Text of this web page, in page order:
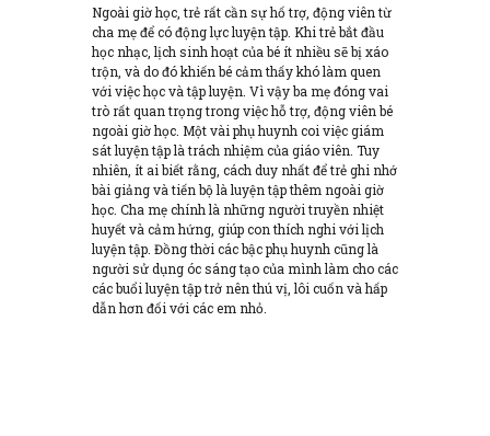
Ngoài giờ học, trẻ rất cần sự hố trợ, động viên từ
cha mẹ để có động lực luyện tập. Khi trẻ bắt đầu
học nhạc, lịch sinh hoạt của bé ít nhiều sẽ bị xáo
trộn, và do đó khiến bé cảm thấy khó làm quen
với việc học và tập luyện. Vì vậy ba mẹ đóng vai
trò rất quan trọng trong việc hỗ trợ, động viên bé
ngoài giờ học. Một vài phụ huynh coi việc giám
sát luyện tập là trách nhiệm của giáo viên. Tuy
nhiên, ít ai biết rằng, cách duy nhất để trẻ ghi nhớ
bài giảng và tiến bộ là luyện tập thêm ngoài giờ
học. Cha mẹ chính là những người truyền nhiệt
huyết và cảm hứng, giúp con thích nghi với lịch
luyện tập. Đồng thời các bậc phụ huynh cũng là
người sử dụng óc sáng tạo của mình làm cho các
các buổi luyện tập trở nên thú vị, lôi cuốn và hấp
dẫn hơn đối với các em nhỏ.